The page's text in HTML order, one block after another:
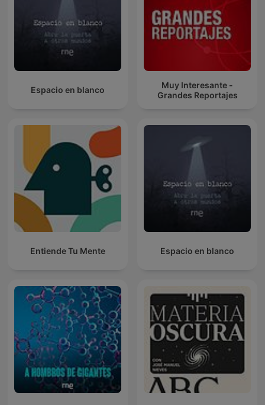
Espacio en blanco
Muy Interesante -
Grandes Reportajes
Entiende Tu Mente Espacio en blanco